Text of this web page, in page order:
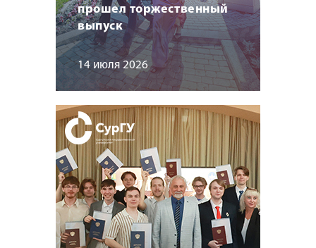
прошел торжественный
выпуск
14 июля 2026